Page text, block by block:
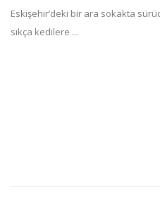
Eskişehir’deki bir ara sokakta
sıkça kedilere ...